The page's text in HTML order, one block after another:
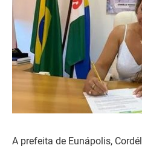
A prefeita de Eunápolis,